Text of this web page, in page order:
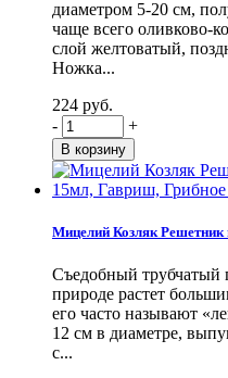
диаметром 5-20 см,
чаще всего оливково-
слой желтоватый,
Ножка...
224 руб.
-
+
Мицелий Козляк Решетник
Съедобный трубчатый
природе растет
его часто называют
12 см в диаметре,
с...